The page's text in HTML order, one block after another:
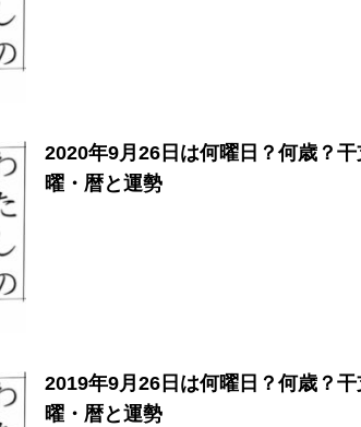
2020年9月26日は何曜日？何歳？
曜・暦と運勢
2019年9月26日は何曜日？何歳？
曜・暦と運勢